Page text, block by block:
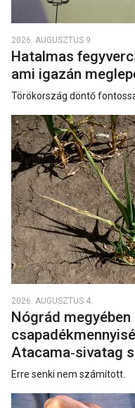
2026. AUGUSZTUS 9.
Hatalmas
ami igazán
Törökország döntő
2026. AUGUSZTUS 4.
Nógrád
Atacama‑sivatag
Erre senki nem számított.